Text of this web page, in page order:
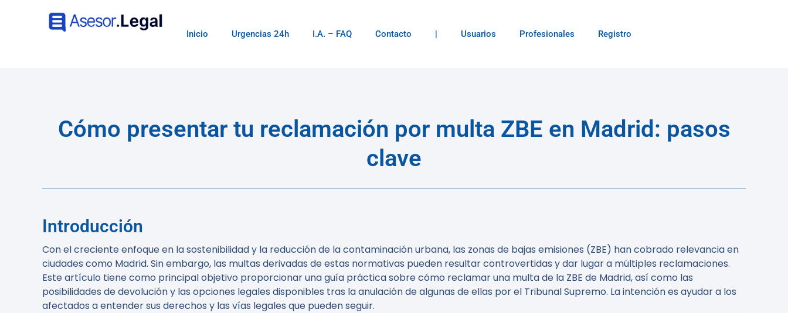
Inicio Urgencias 24h I.A. – FAQ Contacto | Usuarios Profesionales Registro
Cómo presentar tu reclamación por multa ZBE en Madrid: pasos
clave
Introducción
Con el creciente enfoque en la sostenibilidad y la reducción de la contaminación urbana, las zonas de bajas emisiones (ZBE) han cobrado relevancia en
ciudades como Madrid. Sin embargo, las multas derivadas de estas normativas pueden resultar controvertidas y dar lugar a múltiples reclamaciones.
Este artículo tiene como principal objetivo proporcionar una guía práctica sobre cómo reclamar una multa de la ZBE de Madrid, así como las
posibilidades de devolución y las opciones legales disponibles tras la anulación de algunas de ellas por el Tribunal Supremo. La intención es ayudar a los
afectados a entender sus derechos y las vías legales que pueden seguir.